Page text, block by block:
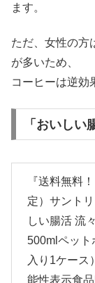
ます。
ただ、女性の方
が多いため、
コーヒーは逆効
「おいし
『送料無料
定）サント
しい腸活 流
500mlペット
入り1ケース
能性表示食